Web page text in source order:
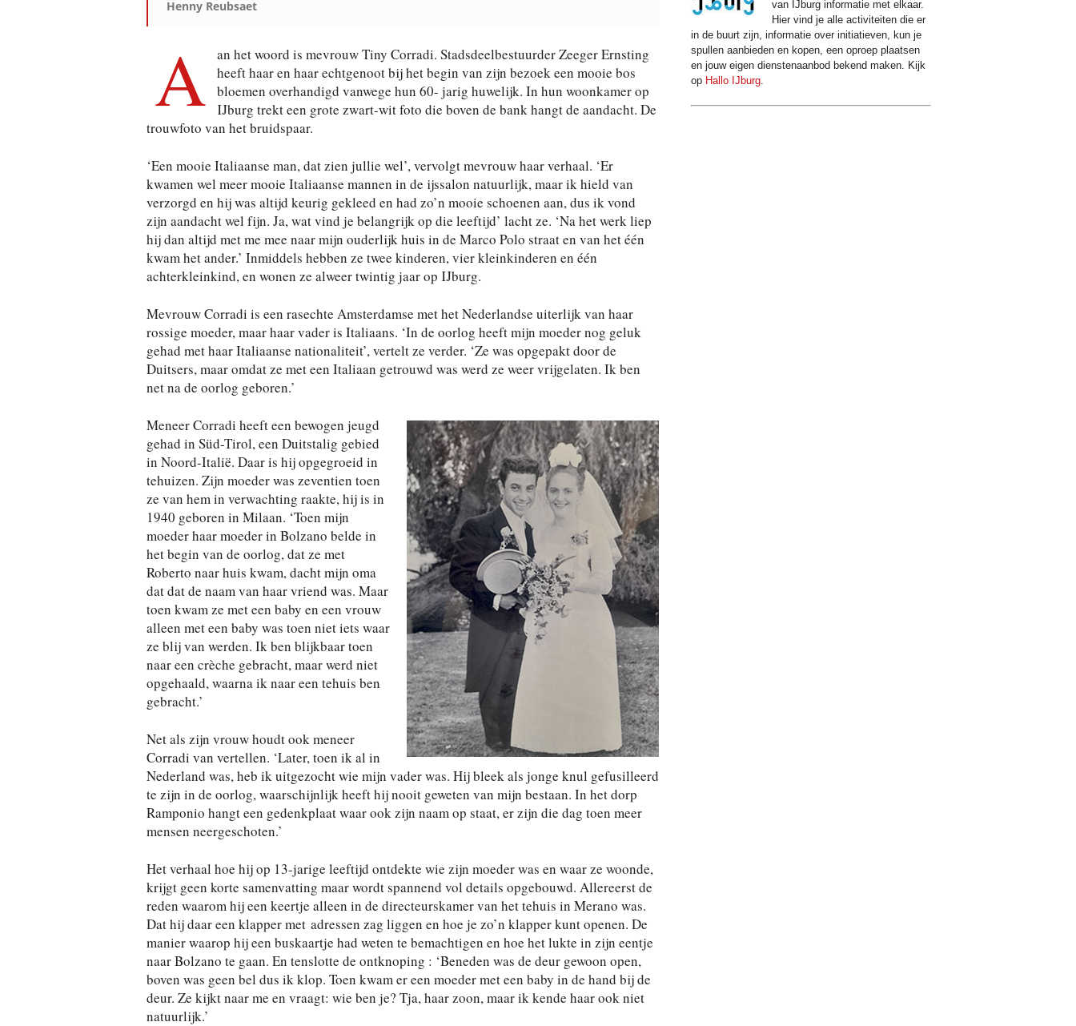
Henny Reubsaet
A
an het woord is mevrouw Tiny Corradi. Stadsdeelbestuurder Zeeger Ernsting
heeft haar en haar echtgenoot bij het begin van zijn bezoek een mooie bos
bloemen overhandigd vanwege hun 60- jarig huwelijk. In hun woonkamer op
IJburg trekt een grote zwart-wit foto die boven de bank hangt de aandacht. De
trouwfoto van het bruidspaar.
‘Een mooie Italiaanse man, dat zien jullie wel’, vervolgt mevrouw haar verhaal. ‘Er
kwamen wel meer mooie Italiaanse mannen in de ijssalon natuurlijk, maar ik hield van
verzorgd en hij was altijd keurig gekleed en had zo’n mooie schoenen aan, dus ik vond
zijn aandacht wel fijn. Ja, wat vind je belangrijk op die leeftijd’ lacht ze. ‘Na het werk liep
hij dan altijd met me mee naar mijn ouderlijk huis in de Marco Polo straat en van het één
kwam het ander.’ Inmiddels hebben ze twee kinderen, vier kleinkinderen en één
achterkleinkind, en wonen ze alweer twintig jaar op IJburg.
Mevrouw Corradi is een rasechte Amsterdamse met het Nederlandse uiterlijk van haar
rossige moeder, maar haar vader is Italiaans. ‘In de oorlog heeft mijn moeder nog geluk
gehad met haar Italiaanse nationaliteit’, vertelt ze verder. ‘Ze was opgepakt door de
Duitsers, maar omdat ze met een Italiaan getrouwd was werd ze weer vrijgelaten. Ik ben
net na de oorlog geboren.’
Meneer Corradi heeft een bewogen jeugd
gehad in Süd-Tirol, een Duitstalig gebied
in Noord-Italië. Daar is hij opgegroeid in
tehuizen. Zijn moeder was zeventien toen
ze van hem in verwachting raakte, hij is in
1940 geboren in Milaan. ‘Toen mijn
moeder haar moeder in Bolzano belde in
het begin van de oorlog, dat ze met
Roberto naar huis kwam, dacht mijn oma
dat dat de naam van haar vriend was. Maar
toen kwam ze met een baby en een vrouw
alleen met een baby was toen niet iets waar
ze blij van werden. Ik ben blijkbaar toen
naar een crèche gebracht, maar werd niet
opgehaald, waarna ik naar een tehuis ben
gebracht.’
Net als zijn vrouw houdt ook meneer
Corradi van vertellen. ‘Later, toen ik al in
Nederland was, heb ik uitgezocht wie mijn vader was. Hij bleek als jonge knul gefusilleerd
te zijn in de oorlog, waarschijnlijk heeft hij nooit geweten van mijn bestaan. In het dorp
Ramponio hangt een gedenkplaat waar ook zijn naam op staat, er zijn die dag toen meer
mensen neergeschoten.’
Het verhaal hoe hij op 13-jarige leeftijd ontdekte wie zijn moeder was en waar ze woonde,
krijgt geen korte samenvatting maar wordt spannend vol details opgebouwd. Allereerst de
reden waarom hij een keertje alleen in de directeurskamer van het tehuis in Merano was.
Dat hij daar een klapper met adressen zag liggen en hoe je zo’n klapper kunt openen. De
manier waarop hij een buskaartje had weten te bemachtigen en hoe het lukte in zijn eentje
naar Bolzano te gaan. En tenslotte de ontknoping : ‘Beneden was de deur gewoon open,
boven was geen bel dus ik klop. Toen kwam er een moeder met een baby in de hand bij de
deur. Ze kijkt naar me en vraagt: wie ben je? Tja, haar zoon, maar ik kende haar ook niet
natuurlijk.’
van IJburg informatie met elkaar.
Hier vind je alle activiteiten die er
in de buurt zijn, informatie over initiatieven, kun je
spullen aanbieden en kopen, een oproep plaatsen
en jouw eigen dienstenaanbod bekend maken. Kijk
op Hallo IJburg.